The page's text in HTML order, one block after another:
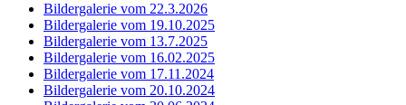
Bildergalerie vom 22.3.2026
Bildergalerie vom 19.10.2025
Bildergalerie vom 13.7.2025
Bildergalerie vom 16.02.2025
Bildergalerie vom 17.11.2024
Bildergalerie vom 20.10.2024